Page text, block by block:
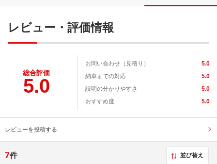
レビュー・評価情報
総合評価
5.0
お問い合わせ（見積り）
5.0
納車までの対応
5.0
説明の分かりやすさ
5.0
おすすめ度
5.0
レビューを投稿する
7件 並び替え